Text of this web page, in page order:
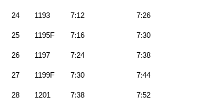
24 1193 7:12 7:26
25 1195F 7:16 7:30
26 1197 7:24 7:38
27 1199F 7:30 7:44
28 1201 7:38 7:52